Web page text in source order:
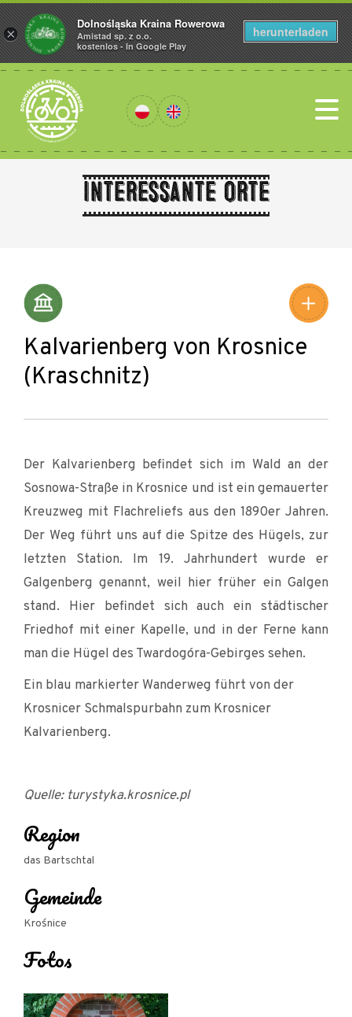
Interessante Orte
Kalvarienberg von Krosnice
(Kraschnitz)
Der Kalvarienberg befindet sich im Wald an der
Sosnowa-Straße in Krosnice und ist ein gemauerter
Kreuzweg mit Flachreliefs aus den 1890er Jahren.
Der Weg führt uns auf die Spitze des Hügels, zur
letzten Station. Im 19. Jahrhundert wurde er
Galgenberg genannt, weil hier früher ein Galgen
stand. Hier befindet sich auch ein städtischer
Friedhof mit einer Kapelle, und in der Ferne kann
man die Hügel des Twardogóra-Gebirges sehen.
Ein blau markierter Wanderweg führt von der
Krosnicer Schmalspurbahn zum Krosnicer
Kalvarienberg.
Quelle: turystyka.krosnice.pl
Region
das Bartschtal
Gemeinde
Krośnice
Fotos
×
Dolnośląska Kraina Rowerowa
Amistad sp. z o.o.
kostenlos - In Google Play
herunterladen